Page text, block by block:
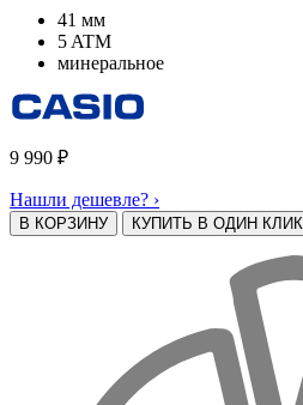
41 мм
5 ATM
минеральное
9 990 ₽
Нашли дешевле? ›
В КОРЗИНУ КУПИТЬ В ОДИН КЛИК